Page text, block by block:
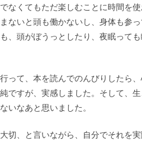
なくてもただ楽しむことに時間を
ないと頭も働かないし、身体も参
、頭がぼうっとしたり、夜眠って
って、本を読んでのんびりしたら
ですが、実感しました。そして、
いなあと思いました。
切、と言いながら、自分でそれを